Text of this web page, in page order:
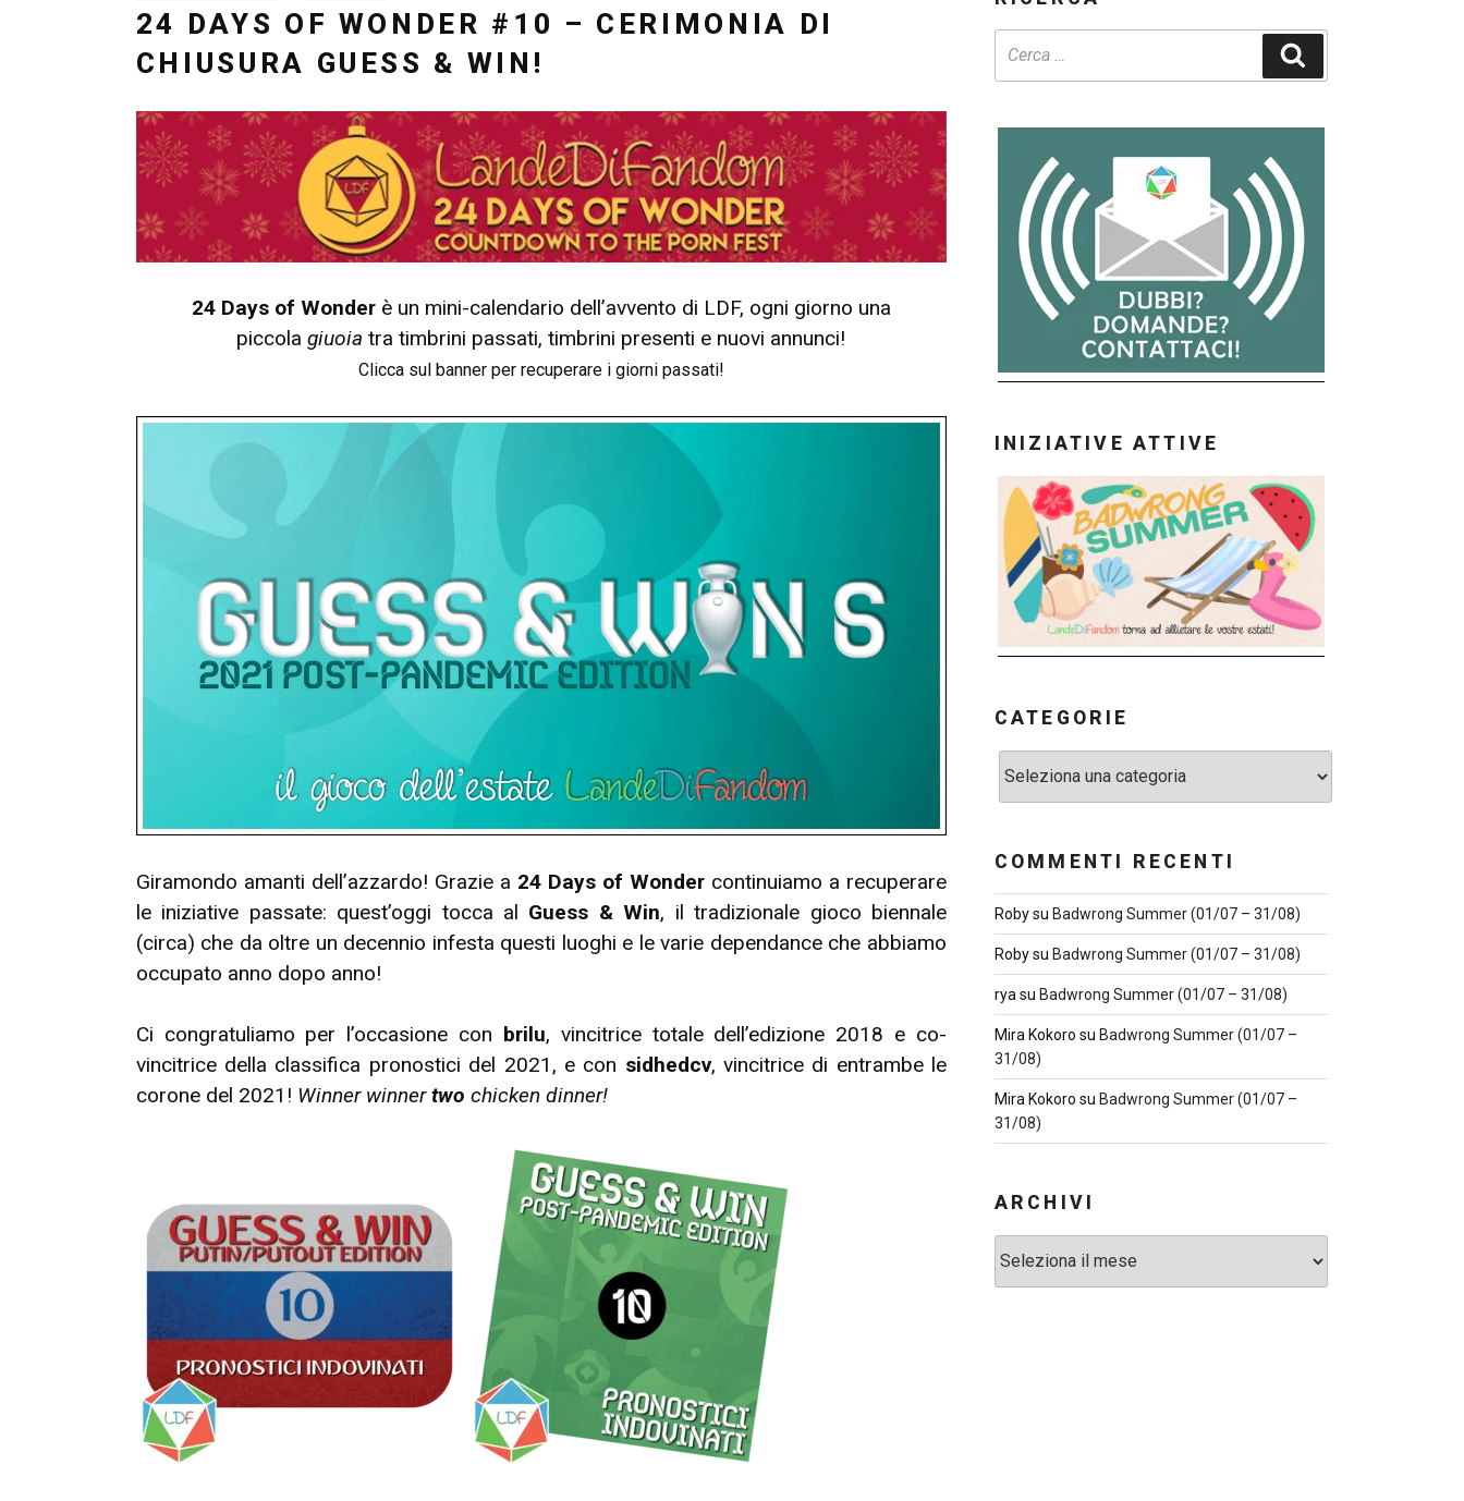
24 DAYS OF WONDER #10 – CERIMONIA DI
CHIUSURA GUESS & WIN!
24 Days of Wonderè un mini-calendario dell’avvento di LDF, ogni giorno una
piccolagiuoia tra timbrini passati, timbrini presenti e nuovi annunci!
Clicca sul banner per recuperare i giorni passati!
Giramondo amanti dell’azzardo! Grazie a 24 Days of Wondercontinuiamo a recuperare
le iniziative passate: quest’oggi tocca al Guess & Win, il tradizionale gioco biennale
(circa) che da oltre un decennio infesta questi luoghi e le varie dependance che abbiamo
occupato anno dopo anno!
Ci congratuliamo per l’occasione con brilu, vincitrice totale dell’edizione 2018 e co-
vincitrice della classifica pronostici del 2021, e con sidhedcv, vincitrice di entrambe le
corone del 2021! Winner winnertwo chicken dinner!
INIZIATIVE ATTIVE
CATEGORIE
COMMENTI RECENTI
Robysu Badwrong Summer (01/07 – 31/08)
Robysu Badwrong Summer (01/07 – 31/08)
ryasu Badwrong Summer (01/07 – 31/08)
Mira Kokoro su Badwrong Summer (01/07 –
31/08)
Mira Kokoro su Badwrong Summer (01/07 –
31/08)
ARCHIVI